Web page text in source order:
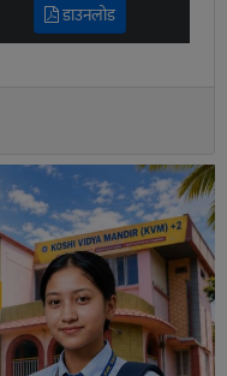
डाउनलोड